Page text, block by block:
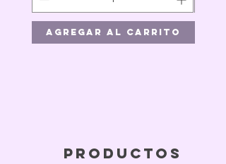
Agregar al carrito
productos